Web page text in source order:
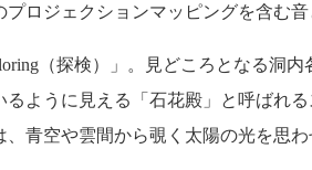
ロジェクションマッピングを含む
（探検）」。見どころとなる洞
るように見える「石花殿」と呼ばれ
、青空や雲間から覗く太陽の光を思わ